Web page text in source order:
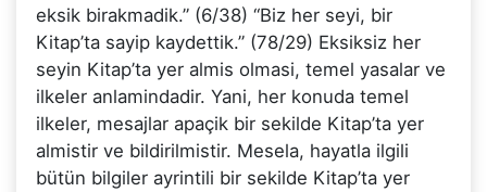
eksik birakmadik.” (6/38) “Biz her seyi, bir
Kitap’ta sayip kaydettik.” (78/29) Eksiksiz her
seyin Kitap’ta yer almis olmasi, temel yasalar ve
ilkeler anlamindadir. Yani, her konuda temel
ilkeler, mesajlar apaçik bir sekilde Kitap’ta yer
almistir ve bildirilmistir. Mesela, hayatla ilgili
bütün bilgiler ayrintili bir sekilde Kitap’ta yer